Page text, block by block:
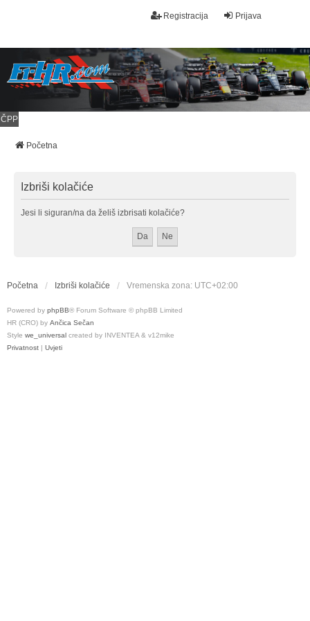
Prijava
Registracija
ČPP
Početna
Izbriši kolačiće
Jesi li siguran/na da želiš izbrisati kolačiće?
Početna Izbriši kolačiće Vremenska zona: UTC+02:00
Powered by phpBB® Forum Software © phpBB Limited
HR (CRO) by Ančica Sečan
Style we_universal created by INVENTEA & v12mike
Privatnost | Uvjeti